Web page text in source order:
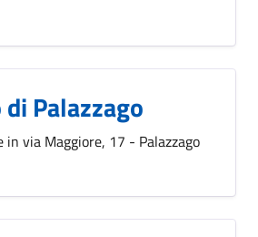
Palazzago
in via Maggiore, 17 - Palazzago